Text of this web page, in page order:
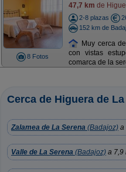
8 Fotos
47,7 km de
2-8 plazas
152 km de
Muy cerca
con vistas
comarca de la
Cerca de Higuera de
Zalamea de La Serena (Badajoz) a
Valle de La Serena (Badajoz) a 7,9